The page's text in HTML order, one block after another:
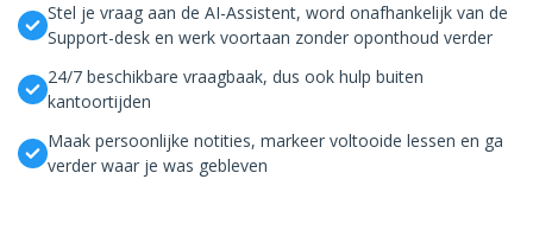
Stel je vraag aan de AI-Assistent, word onafhankelijk van de
Support-desk en werk voortaan zonder oponthoud verder
24/7 beschikbare vraagbaak, dus ook hulp buiten
kantoortijden
Maak persoonlijke notities, markeer voltooide lessen en ga
verder waar je was gebleven